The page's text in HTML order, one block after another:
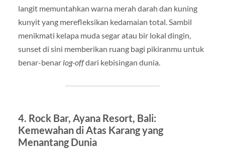
langit memuntahkan warna merah darah dan kuning
kunyit yang merefleksikan kedamaian total. Sambil
menikmati kelapa muda segar atau bir lokal dingin,
sunset di sini memberikan ruang bagi pikiranmu untuk
benar-benar log-offdari kebisingan dunia.
4. Rock Bar, Ayana Resort, Bali:
Kemewahan di Atas Karang yang
Menantang Dunia